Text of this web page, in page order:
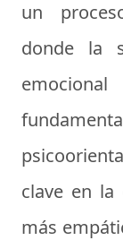
un
donde la
clave en la
más